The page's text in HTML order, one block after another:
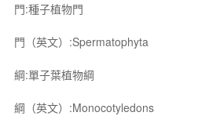
門:種子植物門
門（英文）:Spermatophyta
綱:單子葉植物綱
綱（英文）:Monocotyledons